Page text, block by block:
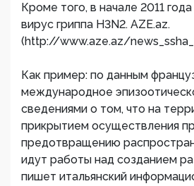
Кроме того, в начале 2011
вирус гриппа H3N2. AZE.az.
(http://www.aze.az/
Как пример: по данным
международное
сведениями о том, что на
прикрытием осуществления
предотвращению
идут работы над созданием
пишет итальянский